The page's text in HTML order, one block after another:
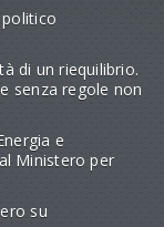
di un riequilibrio.
senza regole non
e
Ministero per
su